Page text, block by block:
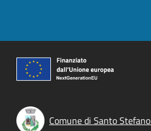
Comune di Santo